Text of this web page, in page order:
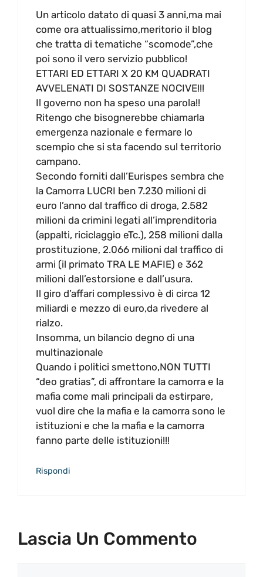
Un articolo datato di quasi 3 anni,ma mai
come ora attualissimo,meritorio il blog
che tratta di tematiche “scomode”,che
poi sono il vero servizio pubblico!
ETTARI ED ETTARI X 20 KM QUADRATI
AVVELENATI DI SOSTANZE NOCIVE!!!
Il governo non ha speso una parola!!
Ritengo che bisognerebbe chiamarla
emergenza nazionale e fermare lo
scempio che si sta facendo sul territorio
campano.
Secondo forniti dall’Eurispes sembra che
la Camorra LUCRI ben 7.230 milioni di
euro l’anno dal traffico di droga, 2.582
milioni da crimini legati all’imprenditoria
(appalti, riciclaggio eTc.), 258 milioni dalla
prostituzione, 2.066 milioni dal traffico di
armi (il primato TRA LE MAFIE) e 362
milioni dall’estorsione e dall’usura.
Il giro d’affari complessivo è di circa 12
miliardi e mezzo di euro,da rivedere al
rialzo.
Insomma, un bilancio degno di una
multinazionale
Quando i politici smettono,NON TUTTI
“deo gratias”, di affrontare la camorra e la
mafia come mali principali da estirpare,
vuol dire che la mafia e la camorra sono le
istituzioni e che la mafia e la camorra
fanno parte delle istituzioni!!!
Rispondi
Lascia Un Commento